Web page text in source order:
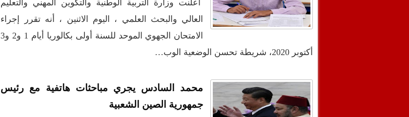
أعلنت وزارة التربية الوطنية والتكوين المهني والتعليم
العالي والبحث العلمي ، اليوم الاثنين ، أنه تقرر إجراء
الامتحان الجهوي الموحد للسنة أولى بكالوريا أيام 1 و2 و3
أكتوبر 2020، شريطة تحسن الوضعية الوب…
محمد السادس يجري مباحثات هاتفية مع رئيس
جمهورية الصين الشعبية